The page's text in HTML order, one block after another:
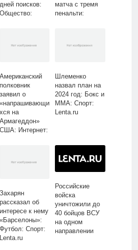
дней поисков:
Общество:
матча с тремя
пенальти:
Американский
полковник
заявил о
«напрашивающи
хся на
Армагеддон»
США: Интернет:
Шлеменко
назвал план на
2024 год: Бокс и
ММА: Спорт:
Lenta.ru
Захарян
рассказал об
интересе к нему
«Барселоны»:
Футбол: Спорт:
Lenta.ru
Российские
войска
уничтожили до
40 бойцов ВСУ
на одном
направлении